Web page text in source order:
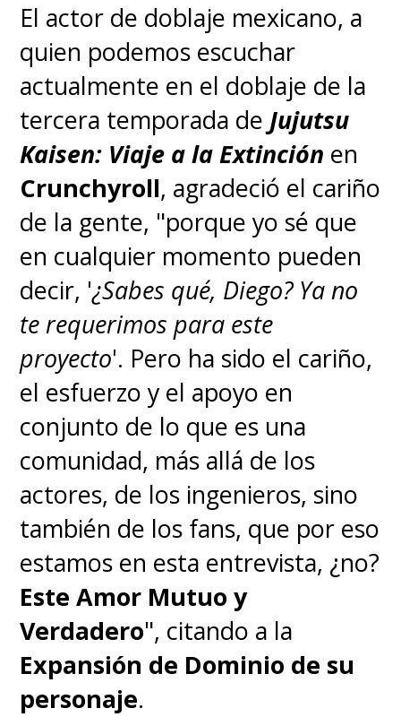
El actor de doblaje mexicano, a
quien podemos escuchar
actualmente en el doblaje de la
tercera temporada de Jujutsu
Kaisen: Viaje a la Extinción en
Crunchyroll, agradeció el cariño
de la gente, "porque yo sé que
en cualquier momento pueden
decir, '¿Sabes qué, Diego? Ya no
te requerimos para este
proyecto'. Pero ha sido el cariño,
el esfuerzo y el apoyo en
conjunto de lo que es una
comunidad, más allá de los
actores, de los ingenieros, sino
también de los fans, que por eso
estamos en esta entrevista, ¿no?
Este Amor Mutuo y
Verdadero", citando a la
Expansión de Dominio de su
personaje.